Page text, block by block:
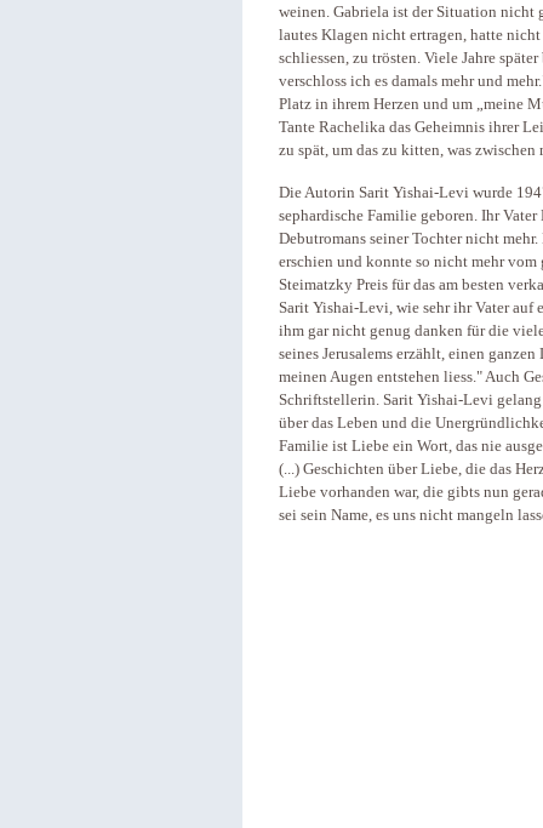
weinen. Gabriela ist der Situation nicht
lautes Klagen nicht ertragen, hatte
schliessen, zu trösten. Viele Jahre
verschloss ich es damals mehr und
Platz in ihrem Herzen und um „meine
Tante Rachelika das Geheimnis ihrer
zu spät, um das zu kitten, was
Die Autorin Sarit Yishai-Levi wurde
sephardische Familie geboren. Ihr
Debutromans seiner Tochter nicht
erschien und konnte so nicht mehr vom
Steimatzky Preis für das am besten
Sarit Yishai-Levi, wie sehr ihr Vater auf
ihm gar nicht genug danken für die
seines Jerusalems erzählt, einen
meinen Augen entstehen liess." Auch
Schriftstellerin. Sarit Yishai-Levi
über das Leben und die
Familie ist Liebe ein Wort, das nie
(...) Geschichten über Liebe, die das
Liebe vorhanden war, die gibts nun
sei sein Name, es uns nicht mangeln